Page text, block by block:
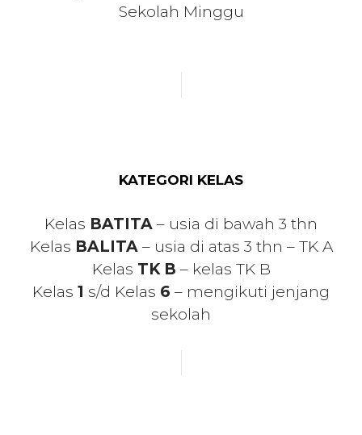
Sekolah Minggu
KATEGORI KELAS
Kelas BATITA – usia di bawah 3 thn
Kelas BALITA– usia di atas 3 thn – TK A
Kelas TK B – kelas TK B
Kelas 1 s/d Kelas 6 – mengikuti jenjang
sekolah